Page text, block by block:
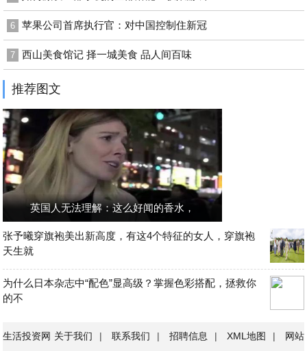
6 苹果公司首席执行官：对中国控制住新冠
7 西山美食馆记 择一城美食 品人间百味
推荐图文
英国人无法理解：这么好闻的香水，
张予曦穿旗袍美出新高度，有这4个特征的女人，穿旗袍
天生就
为什么日本杂志中“配色”显高级？掌握色彩搭配，拯救你
的不
生活投资网 关于我们 | 联系我们 | 招聘信息 | XML地图 | 网站